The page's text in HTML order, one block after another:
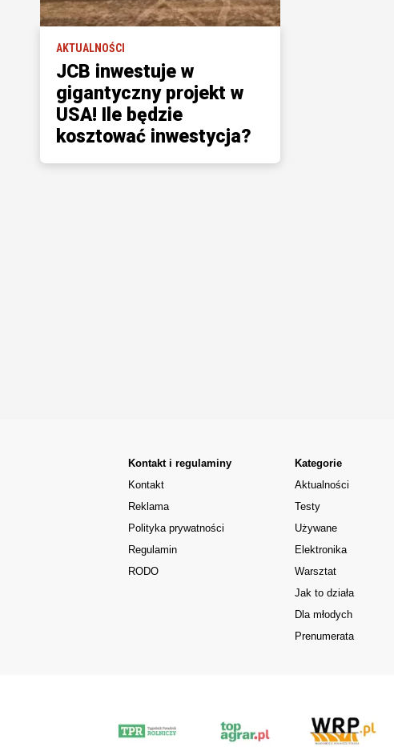
AKTUALNOŚCI
JCB inwestuje w
gigantyczny projekt w
USA! Ile będzie
kosztować inwestycja?
Kontakt i regulaminy
Kontakt
Reklama
Polityka prywatności
Regulamin
RODO
Kategorie
Aktualności
Testy
Używane
Elektronika
Warsztat
Jak to działa
Dla młodych
Prenumerata